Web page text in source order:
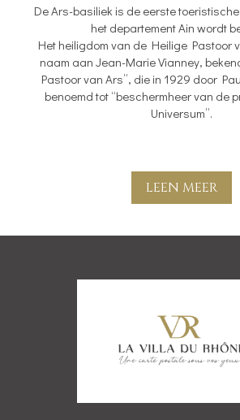
De Ars-basiliek is de eerste
het departement Ain wordt
Het heiligdom van de Heilige Pastoor
naam aan Jean-Marie Vianney,
Pastoor van Ars”, die in 1929 door
benoemd tot “beschermheer van de
Universum”.
LEEN MEER